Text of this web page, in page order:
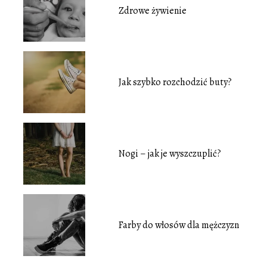
Zdrowe żywienie
Jak szybko rozchodzić buty?
Nogi – jak je wyszczuplić?
Farby do włosów dla mężczyzn